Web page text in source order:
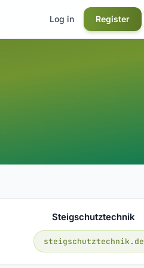
Log in Register
Steigschutztechnik
steigschutztechnik.de